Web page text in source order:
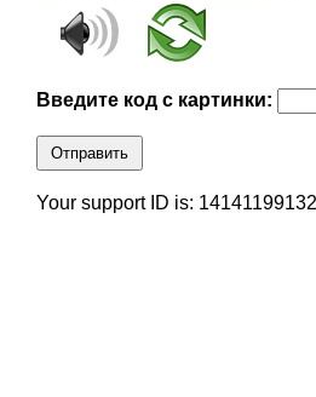
Введите код с картинки:
Отправить
Your support ID is: